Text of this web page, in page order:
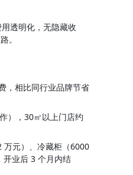
透明化，无隐藏收
。
，相比同行业品牌节省
），30㎡以上门店约
万元）、冷藏柜（6000
开业后 3 个月内结